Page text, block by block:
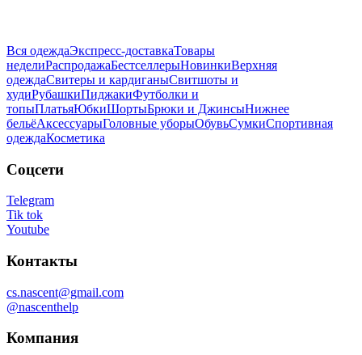
Вся одеждаЭкспресс-доставкаТовары
неделиРаспродажаБестселлерыНовинкиВерхняя
одеждаСвитеры и кардиганыСвитшоты и
худиРубашкиПиджакиФутболки и
топыПлатьяЮбкиШортыБрюки и ДжинсыНижнее
бельёАксессуарыГоловные уборыОбувьСумкиСпортивная
одеждаКосметика
Соцсети
Telegram
Tik tok
Youtube
Контакты
cs.nascent@gmail.com
@nascenthelp
Компания